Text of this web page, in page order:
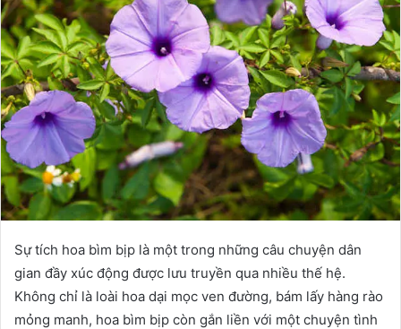
Sự tích hoa bìm bịp là một trong những câu chuyện dân
gian đầy xúc động được lưu truyền qua nhiều thế hệ.
Không chỉ là loài hoa dại mọc ven đường, bám lấy hàng rào
mỏng manh, hoa bìm bịp còn gắn liền với một chuyện tình